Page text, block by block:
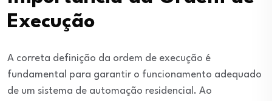
Execução
A correta definição da ordem de execução é
fundamental para garantir o funcionamento adequado
de um sistema de automação residencial. Ao